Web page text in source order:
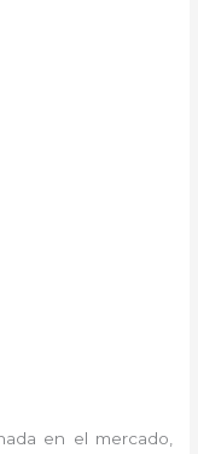
en el mercado,